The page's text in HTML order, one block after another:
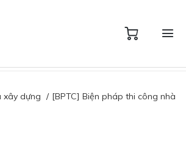
xây dựng [BPTC] Biện pháp thi công nhà